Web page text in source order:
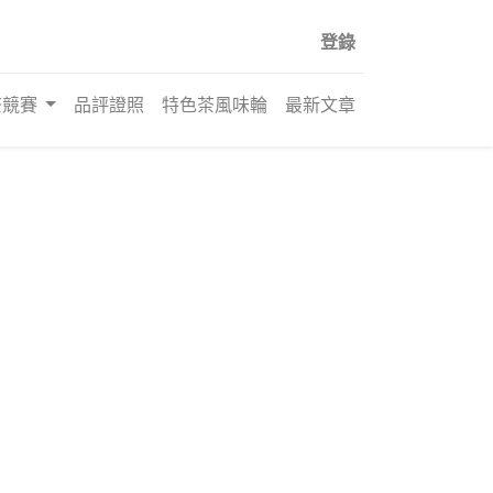
登錄
賽 品評證照 特色茶風味輪 最新文章